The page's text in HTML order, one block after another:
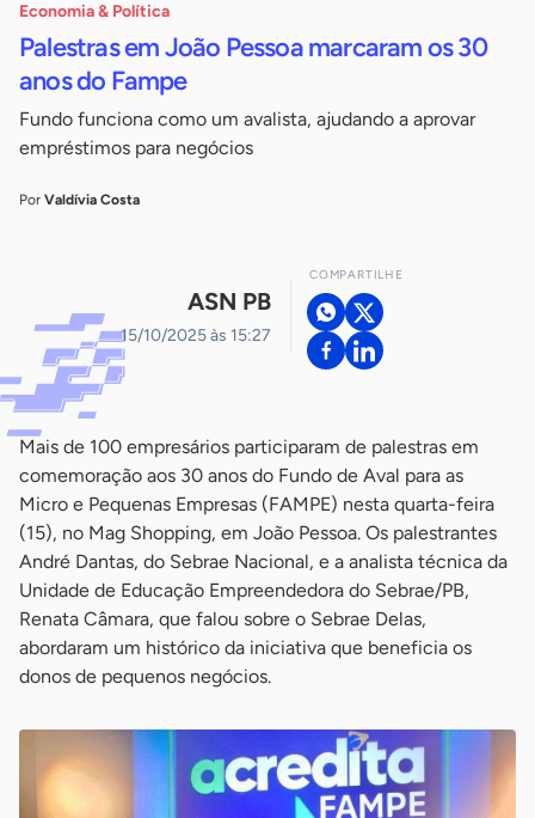
Economia & Política
Palestras em João Pessoa marcaram os 30
anos do Fampe
Fundo funciona como um avalista, ajudando a aprovar
empréstimos para negócios
Por Valdívia Costa
ASN PB
15/10/2025 às 15:27
COMPARTILHE
Mais de 100 empresários participaram de palestras em
comemoração aos 30 anos do Fundo de Aval para as
Micro e Pequenas Empresas (FAMPE) nesta quarta-feira
(15), no Mag Shopping, em João Pessoa. Os palestrantes
André Dantas, do Sebrae Nacional, e a analista técnica da
Unidade de Educação Empreendedora do Sebrae/PB,
Renata Câmara, que falou sobre o Sebrae Delas,
abordaram um histórico da iniciativa que beneficia os
donos de pequenos negócios.